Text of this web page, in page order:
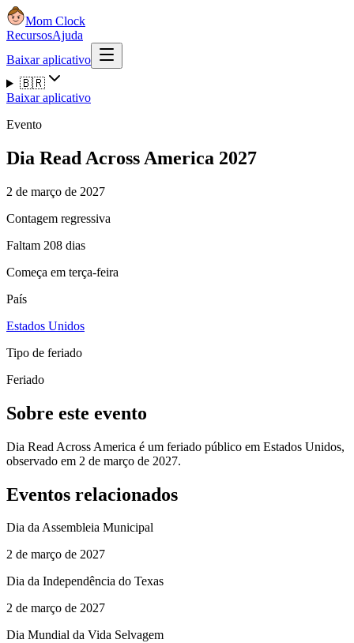
Mom Clock
RecursosAjuda
Baixar aplicativo
🇧🇷
Baixar aplicativo
Evento
Dia Read Across America 2027
2 de março de 2027
Contagem regressiva
Faltam 208 dias
Começa em terça-feira
País
Estados Unidos
Tipo de feriado
Feriado
Sobre este evento
Dia Read Across America é um feriado público em Estados Unidos,
observado em 2 de março de 2027.
Eventos relacionados
Dia da Assembleia Municipal
2 de março de 2027
Dia da Independência do Texas
2 de março de 2027
Dia Mundial da Vida Selvagem